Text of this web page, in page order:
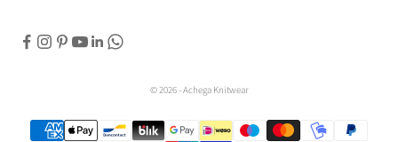
© 2026 - Achega Knitwear